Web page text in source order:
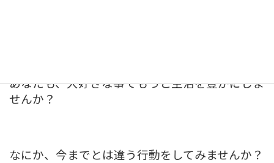
あなたも、大好きな事でもっと生活を豊かにしま
せんか？
なにか、今までとは違う行動をしてみませんか？